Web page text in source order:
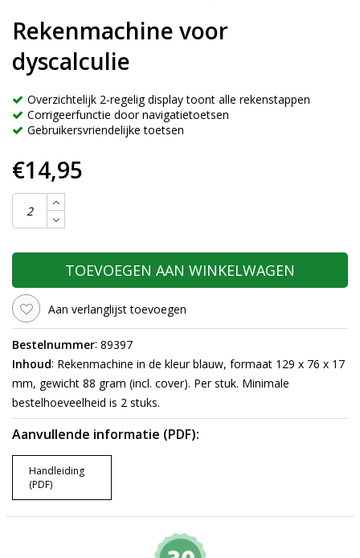
Rekenmachine voor
dyscalculie
Overzichtelijk 2-regelig display toont alle rekenstappen
Corrigeerfunctie door navigatietoetsen
Gebruikersvriendelijke toetsen
€14,95
TOEVOEGEN AAN WINKELWAGEN
Aan verlanglijst toevoegen
Bestelnummer: 89397
Inhoud: Rekenmachine in de kleur blauw, formaat 129 x 76 x 17
mm, gewicht 88 gram (incl. cover). Per stuk. Minimale
bestelhoeveelheid is 2 stuks.
Aanvullende informatie (PDF):
Handleiding
(PDF)